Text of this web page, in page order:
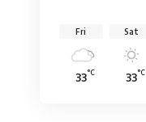
Fri
33°C
Sat
33°C